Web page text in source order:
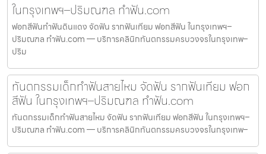
ในกรุงเทพฯ–ปริมณฑล ทำฟัน.com
ฟอกสีฟันทำฟันดินแดง จัดฟัน รากฟันเทียม ฟอกสีฟัน ในกรุงเทพฯ–
ปริมณฑล ทำฟัน.com — บริการคลินิกทันตกรรมครบวงจรในกรุงเทพ–
ปริม
ทันตกรรมเด็กทำฟันสายไหม จัดฟัน รากฟันเทียม ฟอก
สีฟัน ในกรุงเทพฯ–ปริมณฑล ทำฟัน.com
ทันตกรรมเด็กทำฟันสายไหม จัดฟัน รากฟันเทียม ฟอกสีฟัน ในกรุงเทพฯ–
ปริมณฑล ทำฟัน.com — บริการคลินิกทันตกรรมครบวงจรในกรุงเทพ–